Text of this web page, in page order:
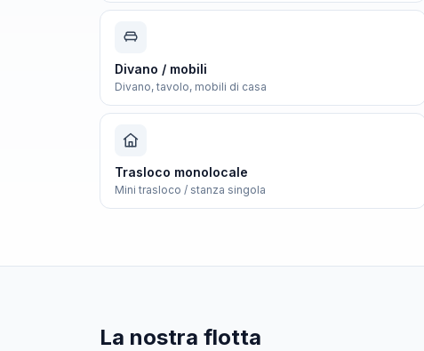
Divano / mobili
Divano, tavolo, mobili di casa
Trasloco monolocale
Mini trasloco / stanza singola
La nostra flotta